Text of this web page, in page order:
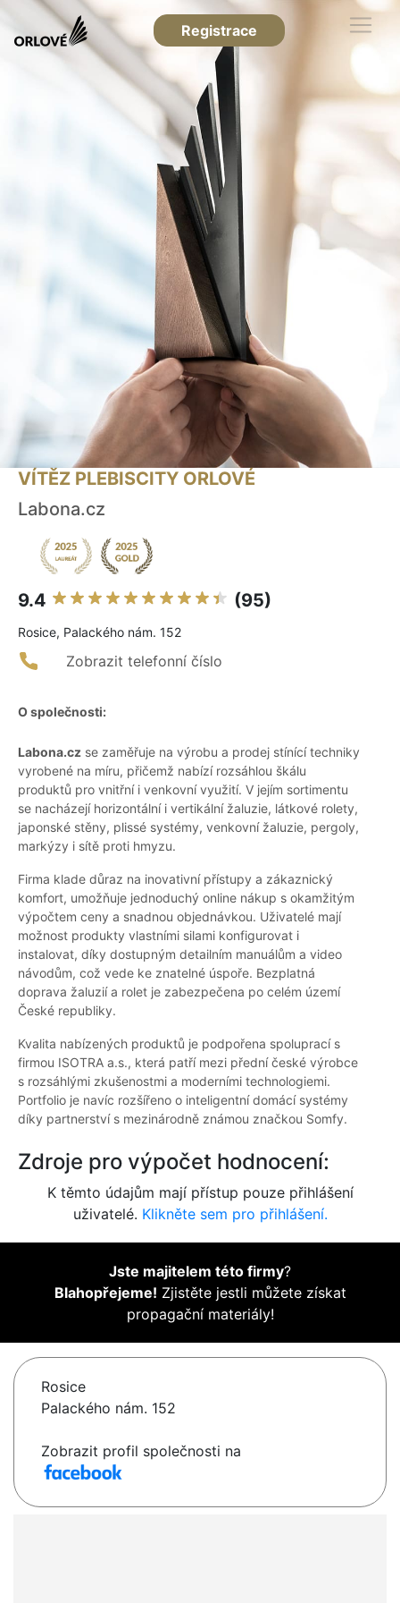
Registrace
VÍTĚZ PLEBISCITY ORLOVÉ
Labona.cz
9.4 (95)
Rosice, Palackého nám. 152
Zobrazit telefonní číslo
O společnosti:
Labona.cz se zaměřuje na výrobu a prodej stínící techniky
vyrobené na míru, přičemž nabízí rozsáhlou škálu
produktů pro vnitřní i venkovní využití. V jejím sortimentu
se nacházejí horizontální i vertikální žaluzie, látkové rolety,
japonské stěny, plissé systémy, venkovní žaluzie, pergoly,
markýzy i sítě proti hmyzu.
Firma klade důraz na inovativní přístupy a zákaznický
komfort, umožňuje jednoduchý online nákup s okamžitým
výpočtem ceny a snadnou objednávkou. Uživatelé mají
možnost produkty vlastními silami konfigurovat i
instalovat, díky dostupným detailním manuálům a video
návodům, což vede ke znatelné úspoře. Bezplatná
doprava žaluzií a rolet je zabezpečena po celém území
České republiky.
Kvalita nabízených produktů je podpořena spoluprací s
firmou ISOTRA a.s., která patří mezi přední české výrobce
s rozsáhlými zkušenostmi a moderními technologiemi.
Portfolio je navíc rozšířeno o inteligentní domácí systémy
díky partnerství s mezinárodně známou značkou Somfy.
Zdroje pro výpočet hodnocení:
K těmto údajům mají přístup pouze přihlášení
uživatelé. Klikněte sem pro přihlášení.
Jste majitelem této firmy?
Blahopřejeme! Zjistěte jestli můžete získat
propagační materiály!
Rosice
Palackého nám. 152
Zobrazit profil společnosti na